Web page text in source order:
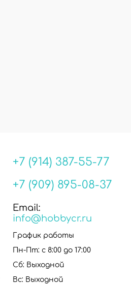
+7 (914) 387-55-77
+7 (909) 895-08-37
Email:
info@hobbycr.ru
График работы
Пн-Пт: с 8:00 до 17:00
Сб: Выходной
Вс: Выходной